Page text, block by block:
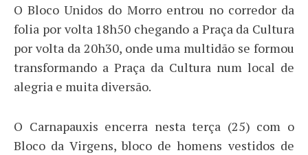
O Bloco Unidos do Morro entrou no corredor da
folia por volta 18h50 chegando a Praça da Cultura
por volta da 20h30, onde uma multidão se formou
transformando a Praça da Cultura num local de
alegria e muita diversão.
O Carnapauxis encerra nesta terça (25) com o
Bloco da Virgens, bloco de homens vestidos de